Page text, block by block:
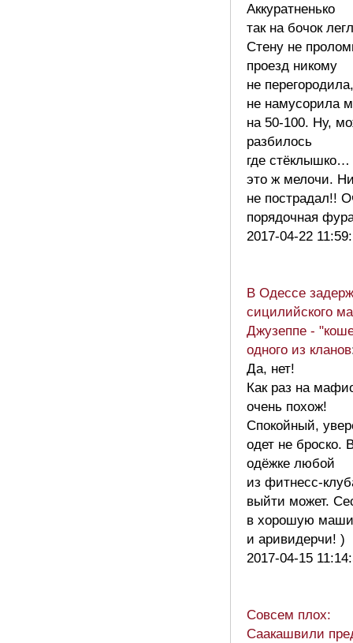
Аккуратненько
так на бочок
Стену не
проезд никому
не
не намусорила
на 50-100. Ну,
разбилось
где стёклышко…
это ж мелочи.
не пострадал!!
порядочная
2017-04-22
В Одессе
сицилийского
Джузеппе -
одного из кланов
Да, нет!
Как раз на
очень похож!
Спокойный,
одет не броско.
одёжке любой
из фитнесс-
выйти может.
в хорошую
и аривидерчи! )
2017-04-15
Совсем плох:
Саакашвили